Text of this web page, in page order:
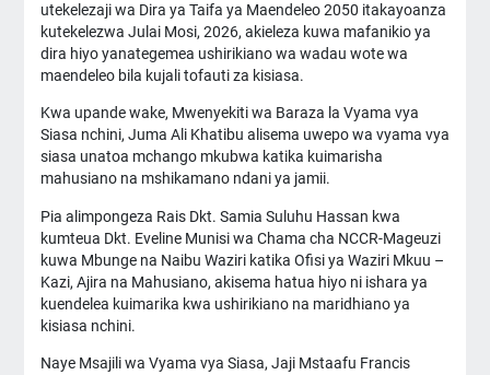
utekelezaji wa Dira ya Taifa ya Maendeleo 2050 itakayoanza
kutekelezwa Julai Mosi, 2026, akieleza kuwa mafanikio ya
dira hiyo yanategemea ushirikiano wa wadau wote wa
maendeleo bila kujali tofauti za kisiasa.
Kwa upande wake, Mwenyekiti wa Baraza la Vyama vya
Siasa nchini, Juma Ali Khatibu alisema uwepo wa vyama vya
siasa unatoa mchango mkubwa katika kuimarisha
mahusiano na mshikamano ndani ya jamii.
Pia alimpongeza Rais Dkt. Samia Suluhu Hassan kwa
kumteua Dkt. Eveline Munisi wa Chama cha NCCR-Mageuzi
kuwa Mbunge na Naibu Waziri katika Ofisi ya Waziri Mkuu –
Kazi, Ajira na Mahusiano, akisema hatua hiyo ni ishara ya
kuendelea kuimarika kwa ushirikiano na maridhiano ya
kisiasa nchini.
Naye Msajili wa Vyama vya Siasa, Jaji Mstaafu Francis